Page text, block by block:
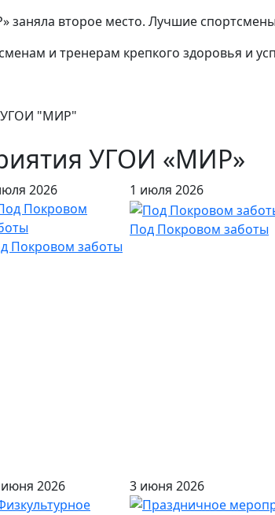
заняла второе место. Лучшие
и тренерам крепкого здоровья и
УГОИ "МИР"
УГОИ «МИР»
2026
Покровом заботы
1 июля 2026
Под Покровом заботы
2026 3 июня 2026